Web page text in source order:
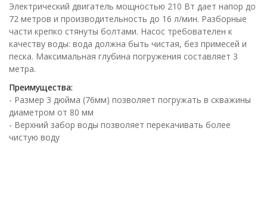
Электрический двигатель мощностью 210 Вт дает напор до
72 метров и производительность до 16 л/мин. Разборные
части крепко стянуты болтами. Насос требователен к
качеству воды: вода должна быть чистая, без примесей и
песка. Максимальная глубина погружения составляет 3
метра.
Преимущества:
- Размер 3 дюйма (76мм) позволяет погружать в скважины
диаметром от 80 мм
- Верхний забор воды позволяет перекачивать более
чистую воду